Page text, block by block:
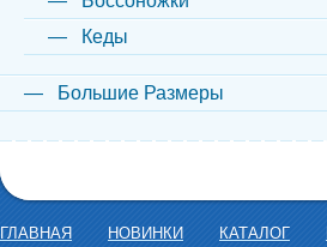
Кеды
Большие Размеры
ГЛАВНАЯ НОВИНКИ КАТАЛОГ